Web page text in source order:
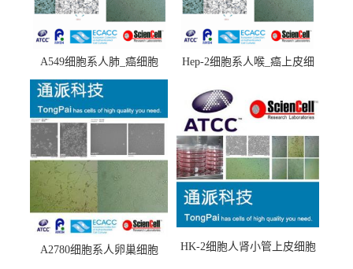
A549细胞系人肺_癌细胞
(A549细胞)
Hep-2细胞系人喉_癌上皮细
A2780细胞系人卵巢细胞
HK-2细胞人肾小管上皮细胞